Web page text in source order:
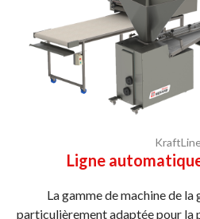
Ligne
La gamme de machine de
particulièrement adaptée pour la